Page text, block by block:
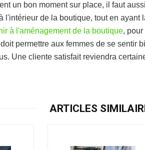
un bon moment sur place, il faut
l'intérieur de la boutique, tout en ayant
à l'aménagement de la boutique,
permettre aux femmes de se sentir
Une cliente satisfait reviendra
ARTICLES